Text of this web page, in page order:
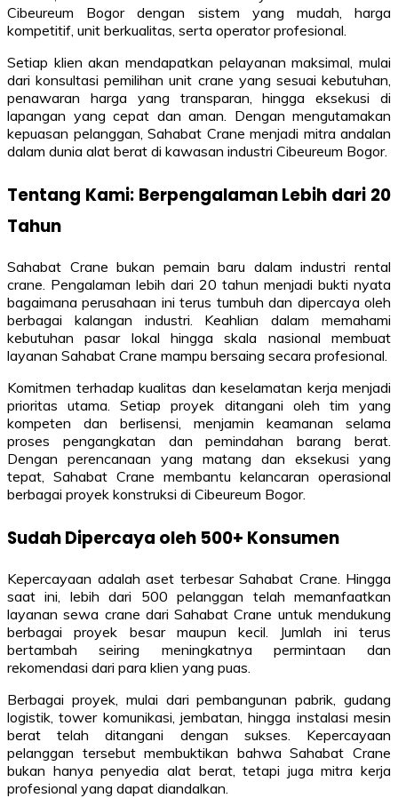
Cibeureum Bogor dengan sistem yang mudah, harga
kompetitif, unit berkualitas, serta operator profesional.
Setiap klien akan mendapatkan pelayanan maksimal, mulai
dari konsultasi pemilihan unit crane yang sesuai kebutuhan,
penawaran harga yang transparan, hingga eksekusi di
lapangan yang cepat dan aman. Dengan mengutamakan
kepuasan pelanggan, Sahabat Crane menjadi mitra andalan
dalam dunia alat berat di kawasan industri Cibeureum Bogor.
Tentang Kami: Berpengalaman Lebih dari 20
Tahun
Sahabat Crane bukan pemain baru dalam industri rental
crane. Pengalaman lebih dari 20 tahun menjadi bukti nyata
bagaimana perusahaan ini terus tumbuh dan dipercaya oleh
berbagai kalangan industri. Keahlian dalam memahami
kebutuhan pasar lokal hingga skala nasional membuat
layanan Sahabat Crane mampu bersaing secara profesional.
Komitmen terhadap kualitas dan keselamatan kerja menjadi
prioritas utama. Setiap proyek ditangani oleh tim yang
kompeten dan berlisensi, menjamin keamanan selama
proses pengangkatan dan pemindahan barang berat.
Dengan perencanaan yang matang dan eksekusi yang
tepat, Sahabat Crane membantu kelancaran operasional
berbagai proyek konstruksi di Cibeureum Bogor.
Sudah Dipercaya oleh 500+ Konsumen
Kepercayaan adalah aset terbesar Sahabat Crane. Hingga
saat ini, lebih dari 500 pelanggan telah memanfaatkan
layanan sewa crane dari Sahabat Crane untuk mendukung
berbagai proyek besar maupun kecil. Jumlah ini terus
bertambah seiring meningkatnya permintaan dan
rekomendasi dari para klien yang puas.
Berbagai proyek, mulai dari pembangunan pabrik, gudang
logistik, tower komunikasi, jembatan, hingga instalasi mesin
berat telah ditangani dengan sukses. Kepercayaan
pelanggan tersebut membuktikan bahwa Sahabat Crane
bukan hanya penyedia alat berat, tetapi juga mitra kerja
profesional yang dapat diandalkan.